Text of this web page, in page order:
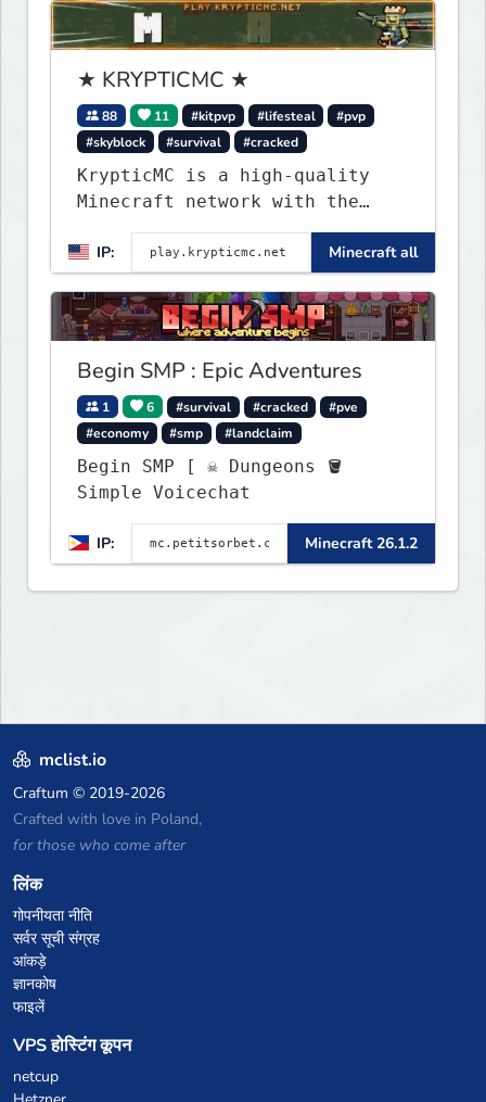
endless adventures!
★ KRYPTICMC ★
88 11 #kitpvp #lifesteal
#pvp
#skyblock
#survival #cracked
KrypticMC is a high-quality
Minecraft network with the
play. Minigames, KitPvP,
Lifesteal, Prison, Practice,
Bedwars, Skywars, & much much
more!
IP: Minecraft all
Begin SMP : Epic Adventures
1 6 #survival #cracked
#pve
#economy
#smp #landclaim
Begin SMP [ ☠ Dungeons 🪣
Simple Voicechat
IP: Minecraft 26.1.2
mclist.io
Craftum © 2019-2026
Crafted with love in Poland,
for those who come after
लिंक
गोपनीयता नीति
सर्वर सूची संग्रह
आंकड़े
ज्ञानकोष
फाइलें
VPS होस्टिंग कूपन
netcup